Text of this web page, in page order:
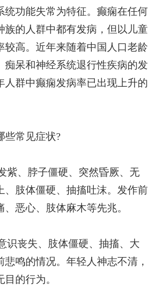
统功能失常为特征。癫痫在任何
族的人群中都有发病，但以儿童
较高。近年来随着中国人口老龄
痴呆和神经系统退行性疾病的发
人群中癫痫发病率已出现上升的
些常见症状?
紫、脖子僵硬、突然昏厥、无
、肢体僵硬、抽搐吐沫。发作前
恶心、肢体麻木等先兆。
识丧失、肢体僵硬、抽搐、大
悲鸣的情况。年轻人神志不清，
的行为。